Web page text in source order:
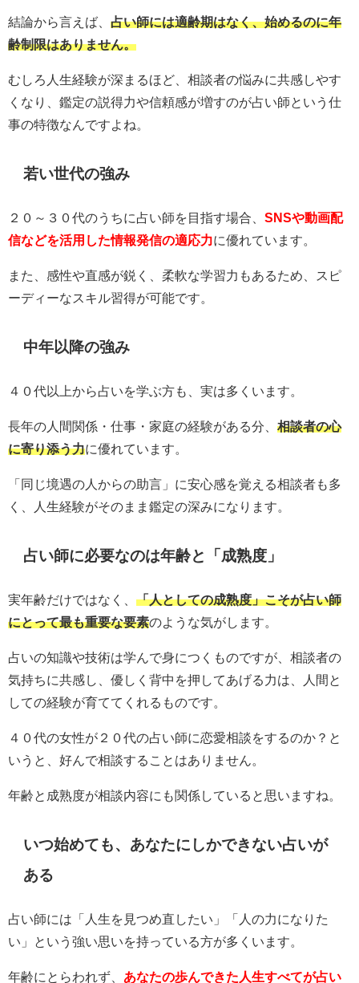
結論から言えば、 占い師には適齢期はなく、始めるのに年
齢制限はありません。
むしろ人生経験が深まるほど、相談者の悩みに共感しやす
くなり、鑑定の説得力や信頼感が増すのが占い師という仕
事の特徴なんですよね。
若い世代の強み
２０～３０代のうちに占い師を目指す場合、 SNSや動画配
信などを活用した情報発信の適応力に優れています。
また、感性や直感が鋭く、柔軟な学習力もあるため、スピ
ーディーなスキル習得が可能です。
中年以降の強み
４０代以上から占いを学ぶ方も、実は多くいます。
長年の人間関係・仕事・家庭の経験がある分、 相談者の心
に寄り添う力に優れています。
「同じ境遇の人からの助言」に安心感を覚える相談者も多
く、人生経験がそのまま鑑定の深みになります。
占い師に必要なのは年齢と「成熟度」
実年齢だけではなく、 「人としての成熟度」こそが占い師
にとって最も重要な要素のような気がします。
占いの知識や技術は学んで身につくものですが、相談者の
気持ちに共感し、優しく背中を押してあげる力は、人間と
しての経験が育ててくれるものです。
４０代の女性が２０代の占い師に恋愛相談をするのか？と
いうと、好んで相談することはありません。
年齢と成熟度が相談内容にも関係していると思いますね。
いつ始めても、あなたにしかできない占いが
ある
占い師には「人生を見つめ直したい」「人の力になりた
い」という強い思いを持っている方が多くいます。
年齢にとらわれず、 あなたの歩んできた人生すべてが占い